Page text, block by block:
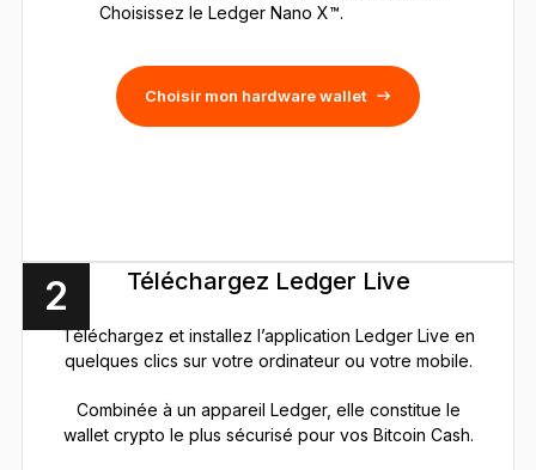
Choisissez le Ledger Nano X™.
Choisir mon hardware wallet
2 Téléchargez Ledger Live
Téléchargez et installez l’application Ledger Live en
quelques clics sur votre ordinateur ou votre mobile.
Combinée à un appareil Ledger, elle constitue le
wallet crypto le plus sécurisé pour vos Bitcoin Cash.